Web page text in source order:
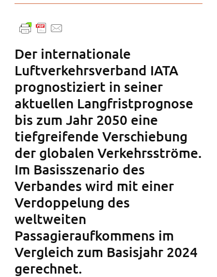
Der internationale
Luftverkehrsverband IATA
prognostiziert in seiner
aktuellen Langfristprognose
bis zum Jahr 2050 eine
tiefgreifende Verschiebung
der globalen Verkehrsströme.
Im Basisszenario des
Verbandes wird mit einer
Verdoppelung des
weltweiten
Passagieraufkommens im
Vergleich zum Basisjahr 2024
gerechnet.